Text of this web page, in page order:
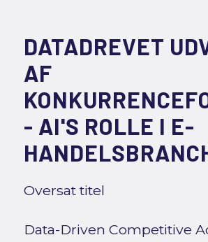
DATADREVET
AF
- AI'S ROLLE I E-
Oversat titel
Data-Driven Competitive